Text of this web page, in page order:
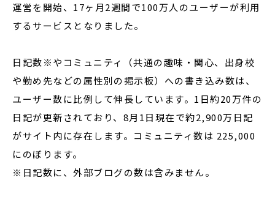
運営を開始、17ヶ月2週間で100万人のユーザーが利用
するサービスとなりました。
日記数※やコミュニティ（共通の趣味・関心、出身校
や勤め先などの属性別の掲示板）への書き込み数は、
ユーザー数に比例して伸長しています。1日約20万件の
日記が更新されており、8月1日現在で約2,900万日記
がサイト内に存在します。コミュニティ数は 225,000
にのぼります。
※日記数に、外部ブログの数は含みません。